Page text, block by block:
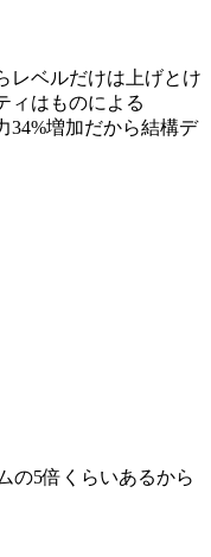
レベルだけは上げとけ
ィはものによる
34%増加だから結構デ
の5倍くらいあるから